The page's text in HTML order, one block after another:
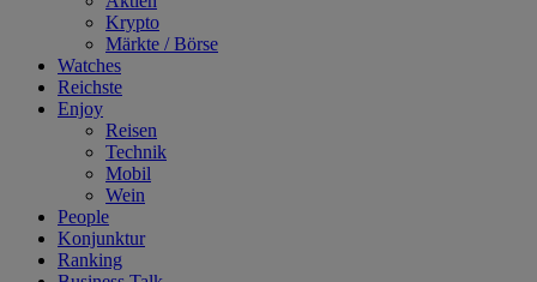
Krypto
Märkte / Börse
Watches
Reichste
Enjoy
Reisen
Technik
Mobil
Wein
People
Konjunktur
Ranking